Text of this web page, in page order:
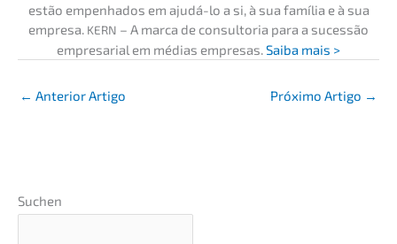
estão empen­ha­dos em ajudá-lo a si, à sua família e à sua
empre­sa. KERN – A marca de consult­oria para a suces­são
empre­sa­ri­al em médias empre­sas.Saiba mais >
← Anterior Artigo Próxi­mo Artigo →
Suchen